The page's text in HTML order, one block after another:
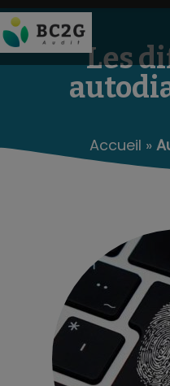
Nos missions
Les
Accueil »